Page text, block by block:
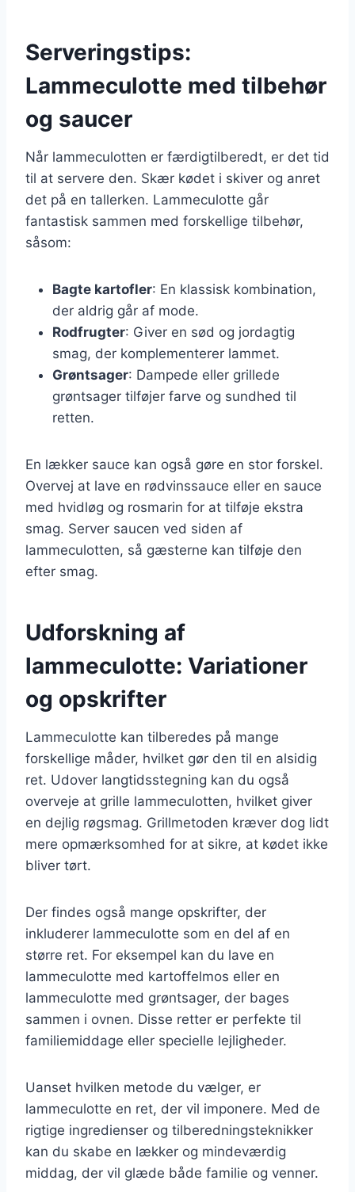
Serveringstips:
Lammeculotte med tilbehør
og saucer
Når lammeculotten er færdigtilberedt, er det tid
til at servere den. Skær kødet i skiver og anret
det på en tallerken. Lammeculotte går
fantastisk sammen med forskellige tilbehør,
såsom:
Bagte kartofler: En klassisk kombination,
der aldrig går af mode.
Rodfrugter: Giver en sød og jordagtig
smag, der komplementerer lammet.
Grøntsager: Dampede eller grillede
grøntsager tilføjer farve og sundhed til
retten.
En lækker sauce kan også gøre en stor forskel.
Overvej at lave en rødvinssauce eller en sauce
med hvidløg og rosmarin for at tilføje ekstra
smag. Server saucen ved siden af
lammeculotten, så gæsterne kan tilføje den
efter smag.
Udforskning af
lammeculotte: Variationer
og opskrifter
Lammeculotte kan tilberedes på mange
forskellige måder, hvilket gør den til en alsidig
ret. Udover langtidsstegning kan du også
overveje at grille lammeculotten, hvilket giver
en dejlig røgsmag. Grillmetoden kræver dog lidt
mere opmærksomhed for at sikre, at kødet ikke
bliver tørt.
Der findes også mange opskrifter, der
inkluderer lammeculotte som en del af en
større ret. For eksempel kan du lave en
lammeculotte med kartoffelmos eller en
lammeculotte med grøntsager, der bages
sammen i ovnen. Disse retter er perfekte til
familiemiddage eller specielle lejligheder.
Uanset hvilken metode du vælger, er
lammeculotte en ret, der vil imponere. Med de
rigtige ingredienser og tilberedningsteknikker
kan du skabe en lækker og mindeværdig
middag, der vil glæde både familie og venner.